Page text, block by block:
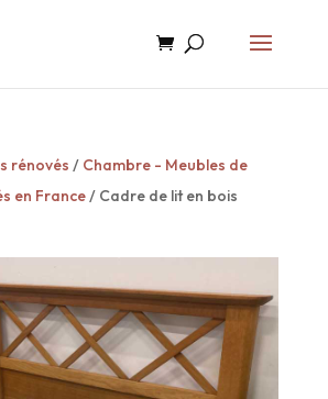
rénovés / Chambre - Meubles de
en France/ Cadre de lit en bois